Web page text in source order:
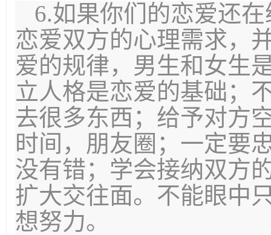
6.如果你们的恋爱还
恋爱双方的心理需求，
爱的规律，男生和女生
立人格是恋爱的基础；
去很多东西；给予对方
时间，朋友圈；一定要
没有错；学会接纳双方
扩大交往面。不能眼中
想努力。